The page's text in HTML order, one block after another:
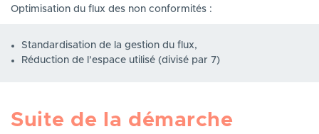
Optimisation du flux des non conformités :
Standardisation de la gestion du flux,
Réduction de l’espace utilisé (divisé par 7)
Suite de la démarche